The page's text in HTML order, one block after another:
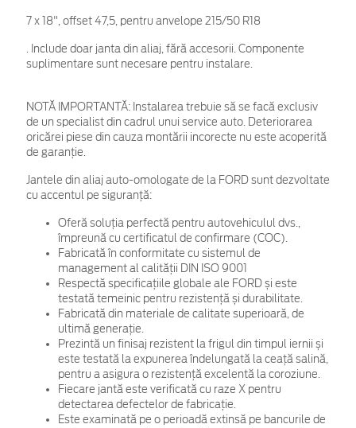
7 x 18", offset 47,5, pentru anvelope 215/50 R18
. Include doar janta din aliaj, fără accesorii. Componente
suplimentare sunt necesare pentru instalare.
NOTĂ IMPORTANTĂ: Instalarea trebuie să se facă exclusiv
de un specialist din cadrul unui service auto. Deteriorarea
oricărei piese din cauza montării incorecte nu este acoperită
de garanţie.
Jantele din aliaj auto-omologate de la FORD sunt dezvoltate
cu accentul pe siguranță:
Oferă soluția perfectă pentru autovehiculul dvs.,
împreună cu certificatul de confirmare (COC).
Fabricată în conformitate cu sistemul de
management al calității DIN ISO 9001
Respectă specificațiile globale ale FORD și este
testată temeinic pentru rezistență și durabilitate.
Fabricată din materiale de calitate superioară, de
ultimă generație.
Prezintă un finisaj rezistent la frigul din timpul iernii și
este testată la expunerea îndelungată la ceață salină,
pentru a asigura o rezistență excelentă la coroziune.
Fiecare jantă este verificată cu raze X pentru
detectarea defectelor de fabricație.
Este examinată pe o perioadă extinsă pe bancurile de